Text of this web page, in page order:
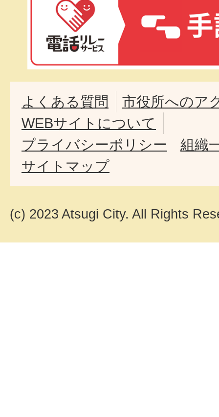
よくある質問
市役所へのア
WEBサイトについて
プライバシーポリシー
組織
サイトマップ
(c) 2023 Atsugi City. All Rights